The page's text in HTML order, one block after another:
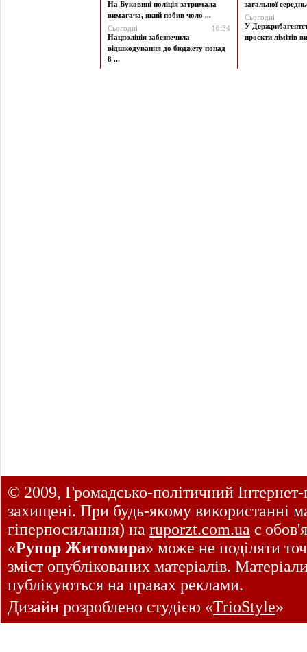
На Буковині поліція затримала
вимагача, який побив чоло ...
Сьогодні
16:34
Нацполіція забезпечила
відшкодування до бюджету понад
8 ...
загальної
Сьогодні
У
проєкти лімітів
© 2009, Громадсько-політичний
захищені. При будь-якому використанні
гіперпосилання) на ruporzt.com.ua є
«Рупор Житомира» може не поділяти
зміст опублікованих матеріалів.
публікуються на правах реклами.
Дизайн розроблено студією «TrioStyle»